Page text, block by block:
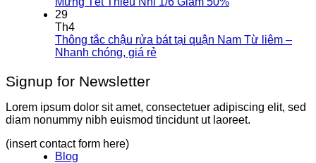
29
Th4
Thông tắc chậu rửa bát tại quận Nam Từ liêm –
Nhanh chóng, giá rẻ
Signup for Newsletter
Lorem ipsum dolor sit amet, consectetuer adipiscing elit, sed
diam nonummy nibh euismod tincidunt ut laoreet.
(insert contact form here)
Blog